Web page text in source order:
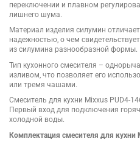
переключении и плавном
лишнего шума.
Материал изделия силумин
надежностью, о чем
из силумина разнообразной формы.
Тип кухонного смесителя –
изливом, что позволяет его
или тремя чашами.
Смеситель для кухни Mixxus PUD4-
Первый вход для подключения
холодной воды.
Комплектация смесителя для кухни